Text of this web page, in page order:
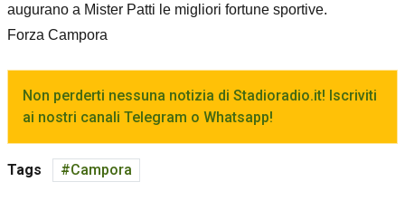
augurano a Mister Patti le migliori fortune sportive.
Forza Campora
Non perderti nessuna notizia di Stadioradio.it! Iscriviti
ai nostri canali Telegram o Whatsapp!
Tags Campora